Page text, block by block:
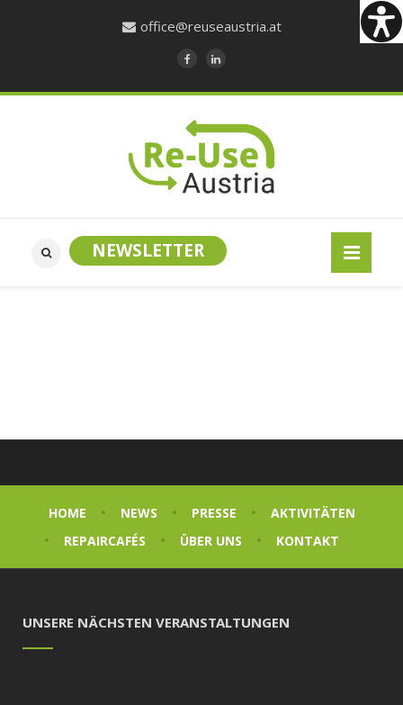
office@reuseaustria.at
NEWSLETTER
HOME NEWS PRESSE
AKTIVITÄTEN
REPAIRCAFÉS
ÜBER UNS KONTAKT
UNSERE NÄCHSTEN VERANSTALTUNGEN